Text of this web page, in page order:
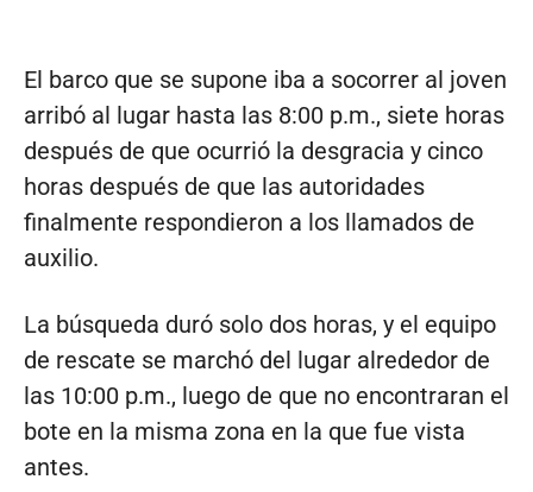
El barco que se supone iba a socorrer al joven
arribó al lugar hasta las 8:00 p.m., siete horas
después de que ocurrió la desgracia y cinco
horas después de que las autoridades
finalmente respondieron a los llamados de
auxilio.
La búsqueda duró solo dos horas, y el equipo
de rescate se marchó del lugar alrededor de
las 10:00 p.m., luego de que no encontraran el
bote en la misma zona en la que fue vista
antes.